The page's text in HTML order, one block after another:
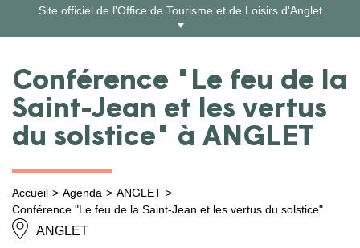
contenu
Site officiel de l'Office de Tourisme et de Loisirs d'Anglet
Conférence "Le feu de la
Saint-Jean et les vertus
du solstice" à ANGLET
Accueil Agenda
ANGLET
Conférence "Le feu de la Saint-Jean et les vertus du solstice"
ANGLET